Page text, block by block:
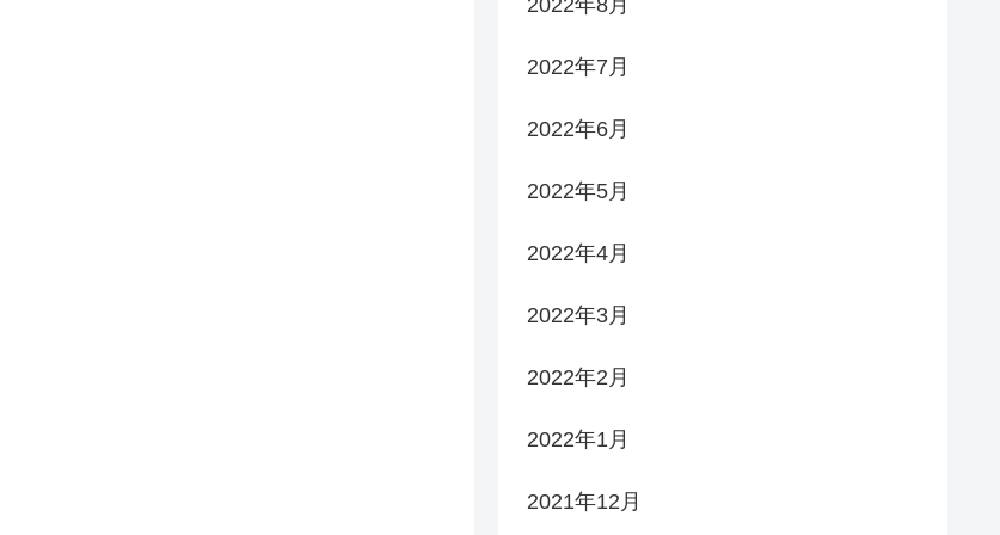
2022年7月
2022年6月
2022年5月
2022年4月
2022年3月
2022年2月
2022年1月
2021年12月